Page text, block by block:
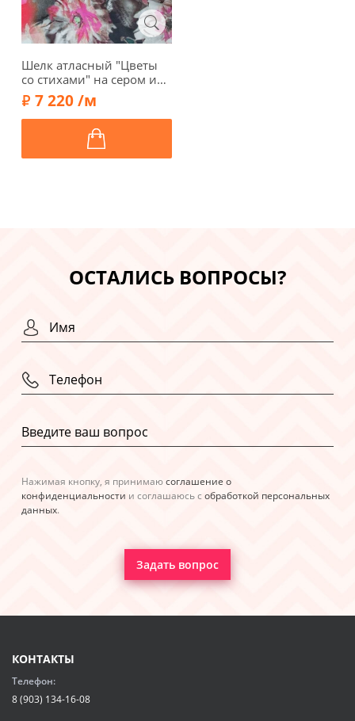
Шелк атласный "Цветы
со стихами" на сером и
розовом, 00709
7 220 /м
ОСТАЛИСЬ ВОПРОСЫ?
Нажимая кнопку, я принимаюсоглашение о
конфиденциальности и соглашаюсь с обработкой персональных
данных.
Задать вопрос
КОНТАКТЫ
Телефон:
8 (903) 134-16-08